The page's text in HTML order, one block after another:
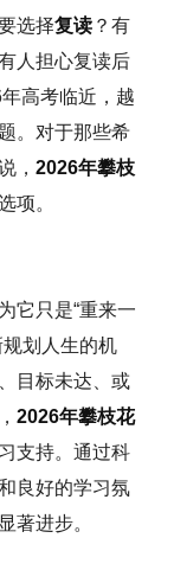
选择复读？有
人担心复读后
高考临近，越
。对于那些希
， 2026年攀枝
项。
它只是“重来一
划人生的机
目标未达、或
2026年攀枝花
支持。通过科
良好的学习氛
著进步。